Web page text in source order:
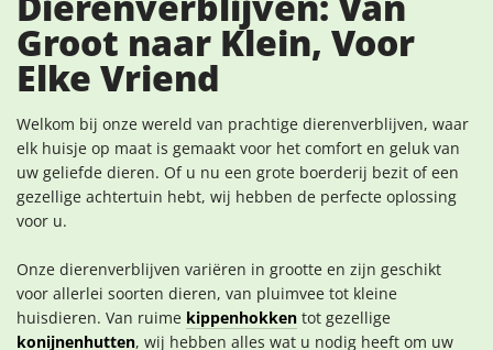
Groot naar Klein, Voor
Elke Vriend
Welkom bij onze wereld van prachtige dierenverblijven, waar
elk huisje op maat is gemaakt voor het comfort en geluk van
uw geliefde dieren. Of u nu een grote boerderij bezit of een
gezellige achtertuin hebt, wij hebben de perfecte oplossing
voor u.
Onze dierenverblijven variëren in grootte en zijn geschikt
voor allerlei soorten dieren, van pluimvee tot kleine
huisdieren. Van ruime kippenhokken tot gezellige
konijnenhutten, wij hebben alles wat u nodig heeft om uw